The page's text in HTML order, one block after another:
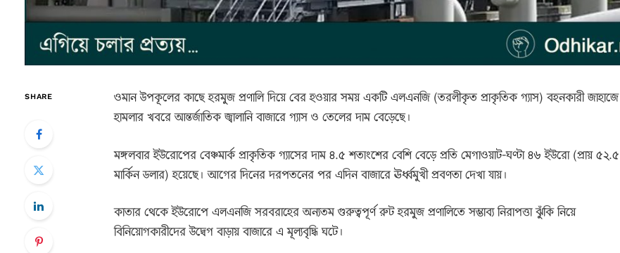
SHARE
ওমান উপকূলের কাছে হরমুজ প্রণালি দিয়ে বের হওয়ার সময় একটি এলএনজি (তরলীকৃত প্রাকৃতিক গ্যাস) বহনকারী জাহাজে
হামলার খবরে আন্তর্জাতিক জ্বালানি বাজারে গ্যাস ও তেলের দাম বেড়েছে।
মঙ্গলবার ইউরোপের বেঞ্চমার্ক প্রাকৃতিক গ্যাসের দাম ৪.৫ শতাংশের বেশি বেড়ে প্রতি মেগাওয়াট-ঘণ্টা ৪৬ ইউরো (প্রায় ৫২.৫
মার্কিন ডলার) হয়েছে। আগের দিনের দরপতনের পর এদিন বাজারে ঊর্ধ্বমুখী প্রবণতা দেখা যায়।
কাতার থেকে ইউরোপে এলএনজি সরবরাহের অন্যতম গুরুত্বপূর্ণ রুট হরমুজ প্রণালিতে সম্ভাব্য নিরাপত্তা ঝুঁকি নিয়ে
বিনিয়োগকারীদের উদ্বেগ বাড়ায় বাজারে এ মূল্যবৃদ্ধি ঘটে।